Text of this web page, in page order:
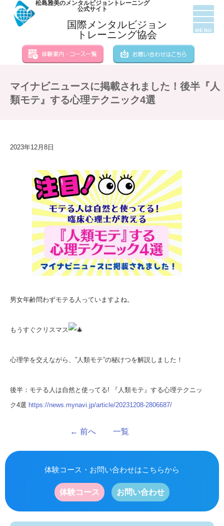
松島雅美のメンタルビジョントレーニング
公式サイト
国際メンタルビジョン
トレーニング協会
MENU
マイナビニュースに掲載されました！後半『人
類モテ』する心理テクニック4選
2023年12月8日
男女年齢問わずモテる人っていますよね。
もうすぐクリスマス
心理学を交えながら、”人類モテ”の秘けつを解説しました！
後半：モテる人は自然と使ってる! 『人類モテ』する心理テクニッ
ク4選 https://news.mynavi.jp/article/20231208-2806687/
← 前へ 一覧
体験コース・お問い合わせはこちらから
体験コース お問い合わせ